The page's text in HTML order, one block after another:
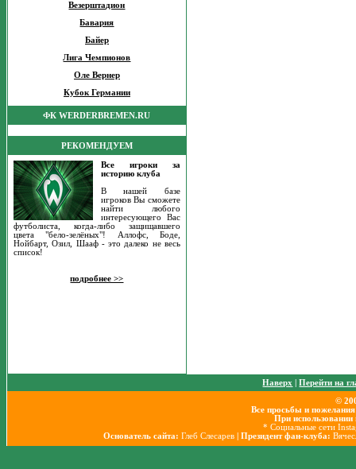
Везерштадион
Бавария
Байер
Лига Чемпионов
Оле Вернер
Кубок Германии
ФК WERDERBREMEN.RU
РЕКОМЕНДУЕМ
Все игроки за
историю клуба
В нашей базе
игроков Вы сможете
найти любого
интересующего Вас
футболиста, когда-либо защищавшего
цвета "бело-зелёных"! Аллофс, Боде,
Нойбарт, Озил, Шааф - это далеко не весь
список!
подробнее >>
Наверх |Перейти на
©
Все просьбы и
При использовании
* Социальные сети
Основатель сайта: Глеб Слесарев | Президент фан-клуба: